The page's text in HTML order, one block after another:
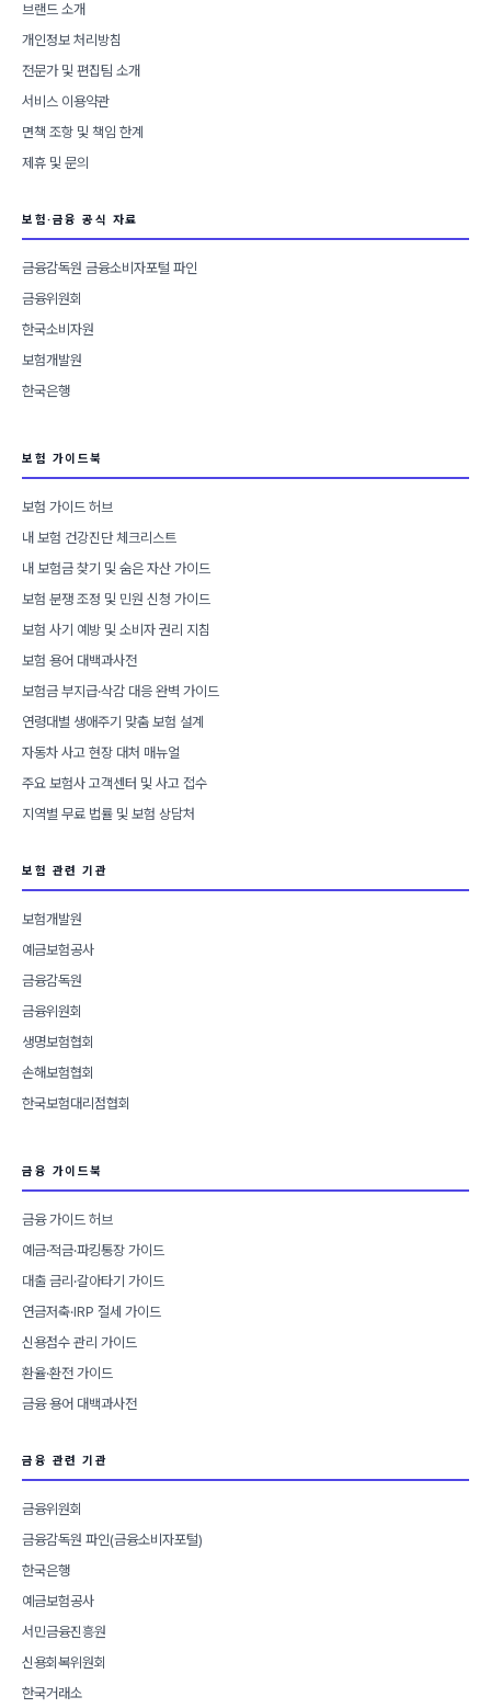
브랜드 소개
개인정보 처리방침
전문가 및 편집팀 소개
서비스 이용약관
면책 조항 및 책임 한계
제휴 및 문의
보험·금융 공식 자료
금융감독원 금융소비자포털 파인
금융위원회
한국소비자원
보험개발원
한국은행
보험 가이드북
보험 가이드 허브
내 보험 건강진단 체크리스트
내 보험금 찾기 및 숨은 자산 가이드
보험 분쟁 조정 및 민원 신청 가이드
보험 사기 예방 및 소비자 권리 지침
보험 용어 대백과사전
보험금 부지급·삭감 대응 완벽 가이드
연령대별 생애주기 맞춤 보험 설계
자동차 사고 현장 대처 매뉴얼
주요 보험사 고객센터 및 사고 접수
지역별 무료 법률 및 보험 상담처
보험 관련 기관
보험개발원
예금보험공사
금융감독원
금융위원회
생명보험협회
손해보험협회
한국보험대리점협회
금융 가이드북
금융 가이드 허브
예금·적금·파킹통장 가이드
대출 금리·갈아타기 가이드
연금저축·IRP 절세 가이드
신용점수 관리 가이드
환율·환전 가이드
금융 용어 대백과사전
금융 관련 기관
금융위원회
금융감독원 파인(금융소비자포털)
한국은행
예금보험공사
서민금융진흥원
신용회복위원회
한국거래소